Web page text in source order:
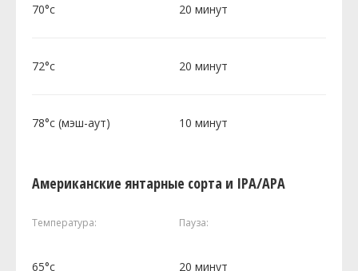
70°c 20 минут
72°c 20 минут
78°c (мэш-аут) 10 минут
Американские янтарные сорта и IPA/APA
Температура: Пауза:
65°c 20 минут